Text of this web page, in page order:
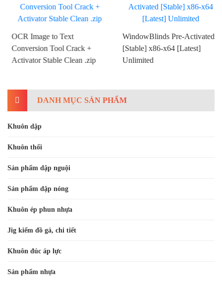
DANH MỤC SẢN PHẨM
Khuôn dập
Khuôn thổi
Sản phẩm dập nguội
Sản phẩm dập nóng
Khuôn ép phun nhựa
Jig kiểm đồ gá, chi tiết
Khuôn đúc áp lực
Sản phẩm nhựa
OCR Image to Text
Conversion Tool Crack +
Activator Stable Clean .zip
WindowBlinds Pre-Activated
[Stable] x86-x64 [Latest]
Unlimited